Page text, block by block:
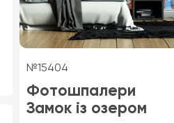
№15404
Фотошпалери
Замок із озером